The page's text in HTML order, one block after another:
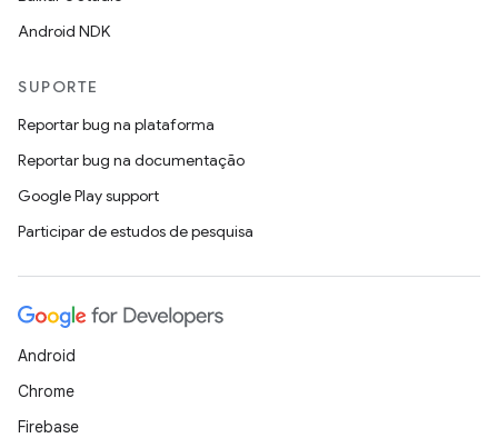
Android NDK
SUPORTE
Reportar bug na plataforma
Reportar bug na documentação
Google Play support
Participar de estudos de pesquisa
Android
Chrome
Firebase